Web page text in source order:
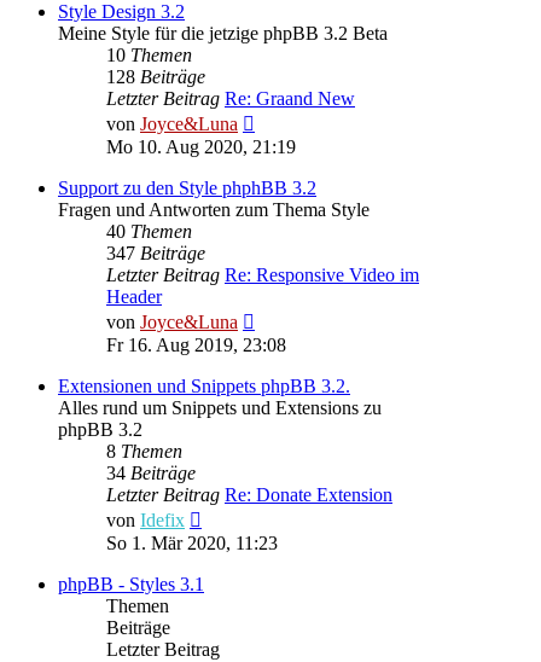
Style Design 3.2
Meine Style für die jetzige phpBB 3.2 Beta
10 Themen
128 Beiträge
Letzter Beitrag Re: Graand New
von Joyce&Luna
Beitrag
Mo 10. Aug 2020, 21:19
Support zu den Style phphBB 3.2
Fragen und Antworten zum Thema Style
40 Themen
347 Beiträge
Letzter Beitrag Re: Responsive Video im
Header
von Joyce&Luna
Beitrag
Fr 16. Aug 2019, 23:08
Extensionen und Snippets phpBB 3.2.
Alles rund um Snippets und Extensions zu
phpBB 3.2
8 Themen
34 Beiträge
Letzter Beitrag Re: Donate Extension
von Idefix
Beitrag
So 1. Mär 2020, 11:23
phpBB - Styles 3.1
Themen
Beiträge
Letzter Beitrag